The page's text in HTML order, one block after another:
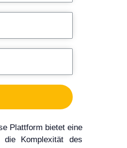
Plattform bietet eine
die Komplexität des